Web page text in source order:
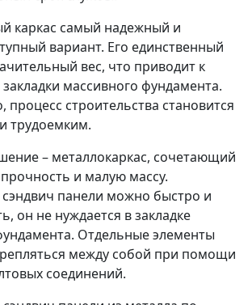
каркас самый надежный и
вариант. Его единственный
вес, что приводит к
массивного фундамента.
процесс строительства становится
трудоемким.
– металлокаркас, сочетающий
и малую массу.
панели можно быстро и
он не нуждается в закладке
Отдельные элементы
между собой при помощи
соединений.